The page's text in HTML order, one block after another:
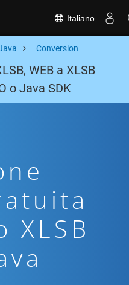
Italiano
Conversion
WEB a XLSB
o Java SDK
XLSB